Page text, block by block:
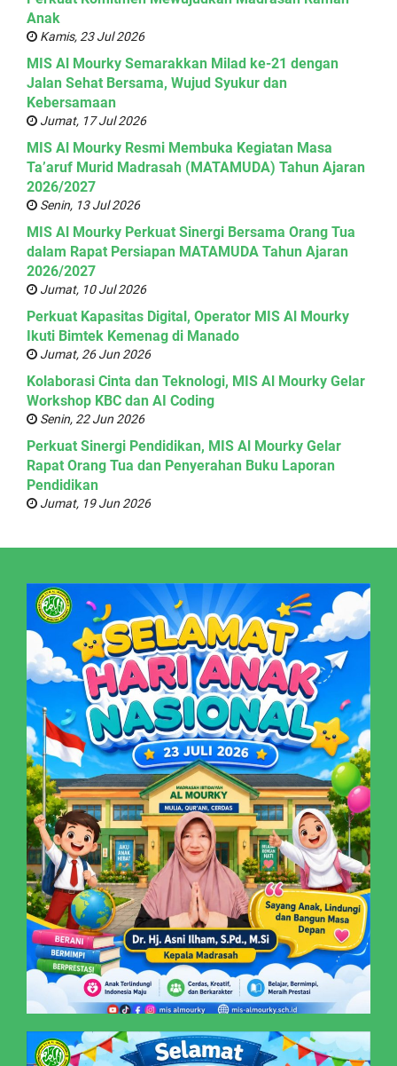
Anak
Kamis, 23 Jul 2026
MIS Al Mourky Semarakkan Milad ke-21 dengan
Jalan Sehat Bersama, Wujud Syukur dan
Kebersamaan
Jumat, 17 Jul 2026
MIS Al Mourky Resmi Membuka Kegiatan Masa
Ta’aruf Murid Madrasah (MATAMUDA) Tahun Ajaran
2026/2027
Senin, 13 Jul 2026
MIS Al Mourky Perkuat Sinergi Bersama Orang Tua
dalam Rapat Persiapan MATAMUDA Tahun Ajaran
2026/2027
Jumat, 10 Jul 2026
Perkuat Kapasitas Digital, Operator MIS Al Mourky
Ikuti Bimtek Kemenag di Manado
Jumat, 26 Jun 2026
Kolaborasi Cinta dan Teknologi, MIS Al Mourky Gelar
Workshop KBC dan AI Coding
Senin, 22 Jun 2026
Perkuat Sinergi Pendidikan, MIS Al Mourky Gelar
Rapat Orang Tua dan Penyerahan Buku Laporan
Pendidikan
Jumat, 19 Jun 2026